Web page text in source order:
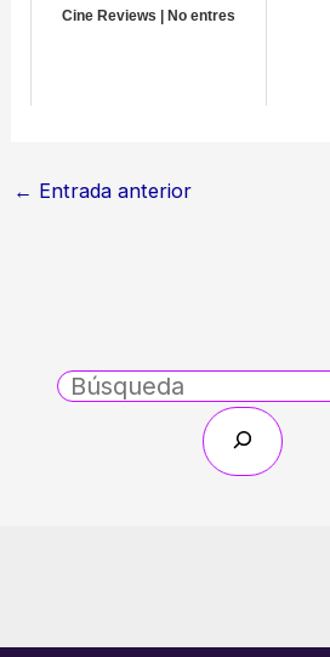
Cine Reviews | No entres
← Entrada anterior